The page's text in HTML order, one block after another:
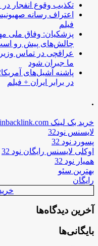
تکذیب وقوع انفجار
اعتراف رسانه
فیلم
پزشکیان: وفاق ملی
چالش‌های پیش رو
عراقچی در تماس
ما جبران شود
پاشنه آشیل‌های
در برابر ایران + فیلم
.
خرید بک لینک behtarinbacklink.com
لایسنس نود32
پسورد نود 32
اوکلی لایسنس رایگان نود 32
همیار نود 32
بهترین سئو
رایگان
آخرین دیدگاه‌ها
بایگانی‌ها